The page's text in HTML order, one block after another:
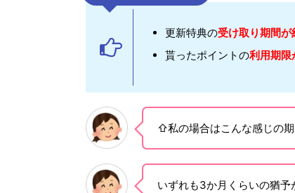
更新特典の受け取り期間が
貰ったポイントの利用期限
⇧私の場合はこんな感じの期
いずれも3か月くらいの猶